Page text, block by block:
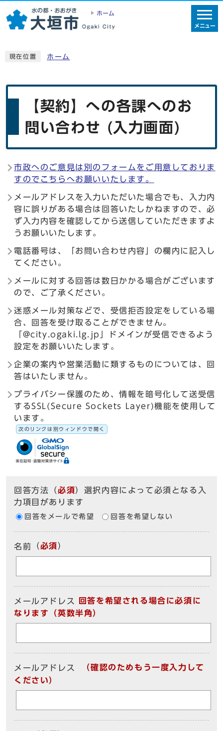
ホーム
メニュー
現在位置 ホーム
【契約】への各課へのお
問い合わせ (入力画面)
市政へのご意見は別のフォームをご用意しておりま
すのでこちらへお願いいたします。
メールアドレスを入力いただいた場合でも、入力内
容に誤りがある場合は回答いたしかねますので、必
ず入力内容を確認してから送信していただきますよ
うお願いいたします。
電話番号は、「お問い合わせ内容」の欄内に記入し
てください。
メールに対する回答は数日かかる場合がございます
ので、ご了承ください。
迷惑メール対策などで、受信拒否設定をしている場
合、回答を受け取ることができません。
「@city.ogaki.lg.jp」ドメインが受信できるよう
設定をお願いいたします。
企業の案内や営業活動に類するものについては、回
答はいたしません。
プライバシー保護のため、情報を暗号化して送受信
するSSL(Secure Sockets Layer)機能を使用して
います。
次のリンクは別ウィンドウで開く
回答方法 （必須）選択内容によって必須となる入
力項目があります
回答をメールで希望 回答を希望しない
名前 （必須）
メールアドレス
回答を希望される場合に必須に
なります（英数半角）
メールアドレス
（確認のためもう一度入力して
ください）